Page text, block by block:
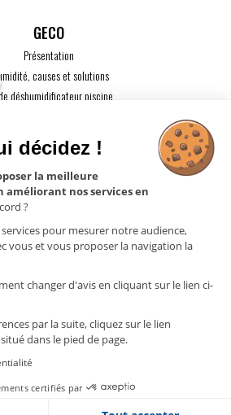
décidez !
la meilleure
améliorant nos services en
?
pour mesurer notre audience,
vous et vous proposer la navigation la
changer d'avis en cliquant sur le lien ci-
par la suite, cliquez sur le lien
dans le pied de page.
certifiés par
GECO
Présentation
causes et solutions
déshumidificateur piscine
Guide VMC
ACTUALITÉS
CONTACT
ESPACE PRO
Mentions légales
de confidentialité
Cliquez ici pour